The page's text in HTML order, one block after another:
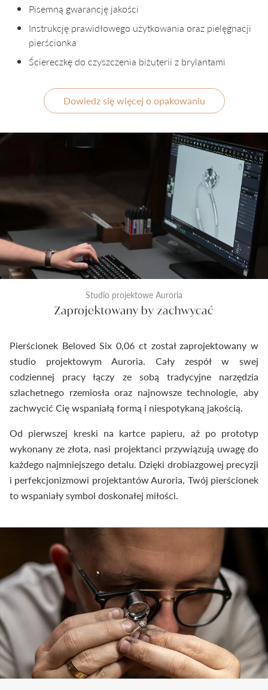
Pisemną gwarancję jakości
Instrukcję prawidłowego użytkowania oraz pielęgnacji
pierścionka
Ściereczkę do czyszczenia biżuterii z brylantami
Dowiedz się więcej o opakowaniu
Studio projektowe Auroria
Zaprojektowany by zachwycać
Pierścionek Beloved Six 0,06 ct został zaprojektowany w
studio projektowym Auroria. Cały zespół w swej
codziennej pracy łączy ze sobą tradycyjne narzędzia
szlachetnego rzemiosła oraz najnowsze technologie, aby
zachwycić Cię wspaniałą formą i niespotykaną jakością.
Od pierwszej kreski na kartce papieru, aż po prototyp
wykonany ze złota, nasi projektanci przywiązują uwagę do
każdego najmniejszego detalu. Dzięki drobiazgowej precyzji
i perfekcjonizmowi projektantów Auroria, Twój pierścionek
to wspaniały symbol doskonałej miłości.